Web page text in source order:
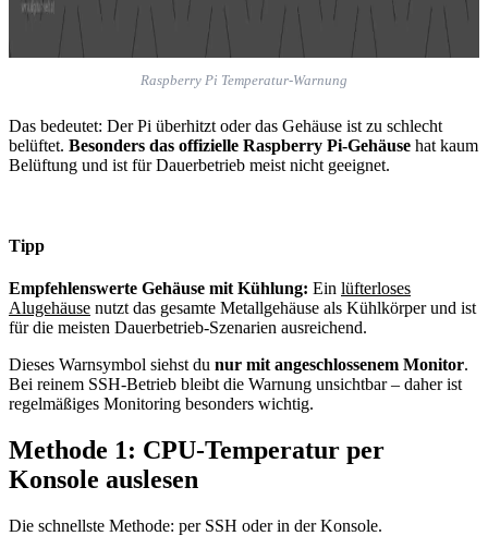
Raspberry Pi Temperatur-Warnung
Das bedeutet: Der Pi überhitzt oder das Gehäuse ist zu schlecht
belüftet. Besonders das offizielle Raspberry Pi-Gehäuse hat kaum
Belüftung und ist für Dauerbetrieb meist nicht geeignet.
Tipp
Empfehlenswerte Gehäuse mit Kühlung: Ein lüfterloses
Alugehäuse nutzt das gesamte Metallgehäuse als Kühlkörper und ist
für die meisten Dauerbetrieb-Szenarien ausreichend.
Dieses Warnsymbol siehst du nur mit angeschlossenem Monitor.
Bei reinem SSH-Betrieb bleibt die Warnung unsichtbar – daher ist
regelmäßiges Monitoring besonders wichtig.
Methode 1: CPU-Temperatur per
Konsole auslesen
Die schnellste Methode: per SSH oder in der Konsole.